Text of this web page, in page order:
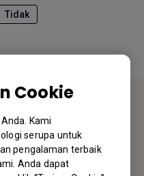
Cookie
Kami
serupa untuk
pengalaman terbaik
Anda dapat
Tidak
KAMI
dari Anda.